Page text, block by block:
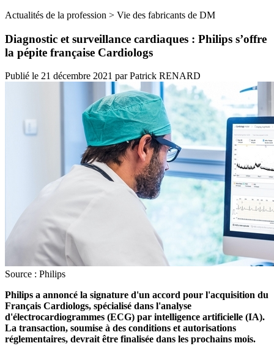
Actualités de la profession > Vie des fabricants de DM
Diagnostic et surveillance cardiaques : Philips s’offre
la pépite française Cardiologs
Publié le 21 décembre 2021 parPatrick RENARD
Source : Philips
Philips a annoncé la signature d'un accord pour l'acquisition du
Français Cardiologs, spécialisé dans l'analyse
d'électrocardiogrammes (ECG) par intelligence artificielle (IA).
La transaction, soumise à des conditions et autorisations
réglementaires, devrait être finalisée dans les prochains mois.